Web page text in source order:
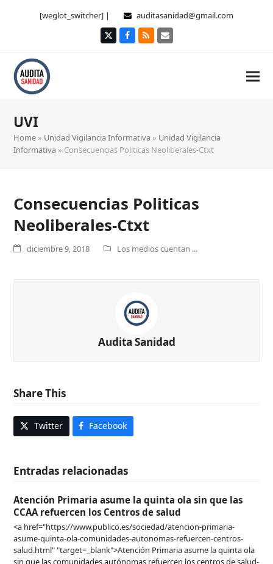
[weglot_switcher] | auditasanidad@gmail.com
TwitterFacebook
RSS Correo
UVI
Home » Unidad Vigilancia Informativa » Unidad Vigilancia
Informativa » Consecuencias Politicas Neoliberales-Ctxt
Consecuencias Politicas
Neoliberales-Ctxt
diciembre 9, 2018 Los medios cuentan ...
Audita Sanidad
Share This
Twitter Facebook
Entradas relacionadas
Atención Primaria asume la quinta ola sin que las
CCAA refuercen los Centros de salud
<a href="https://www.publico.es/sociedad/atencion-primaria-
asume-quinta-ola-comunidades-autonomas-refuercen-centros-
salud.html" "target=_blank">Atención Primaria asume la quinta ola
sin que las comunidades autónomas refuercen los centros de salud-